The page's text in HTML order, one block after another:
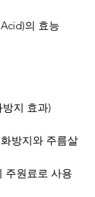
의 효능
지 효과)
방지와 주름살
주원료로 사용